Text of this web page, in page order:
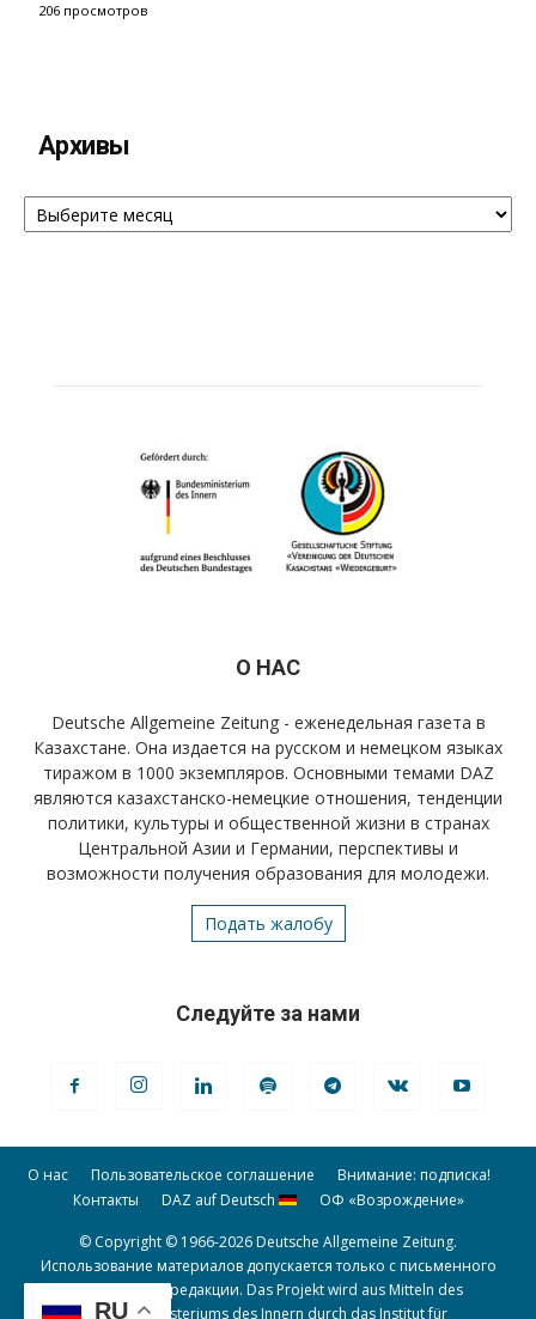
206 просмотров
Архивы
Архивы
О НАС
Deutsche Allgemeine Zeitung - еженедельная газета в
Казахстане. Она издается на русском и немецком языках
тиражом в 1000 экземпляров. Основными темами DAZ
являются казахстанско-немецкие отношения, тенденции
политики, культуры и общественной жизни в странах
Центральной Азии и Германии, перспективы и
возможности получения образования для молодежи.
Подать жалобу
Следуйте за нами
О нас Пользовательское соглашение
Внимание: подписка!
Контакты
DAZ auf Deutsch ОФ «Возрождение»
© Copyright © 1966-2026 Deutsche Allgemeine Zeitung.
Использование материалов допускается только с письменного
разрешения редакции. Das Projekt wird aus Mitteln des
Bundesministeriums des Innern durch das Institut für
RU